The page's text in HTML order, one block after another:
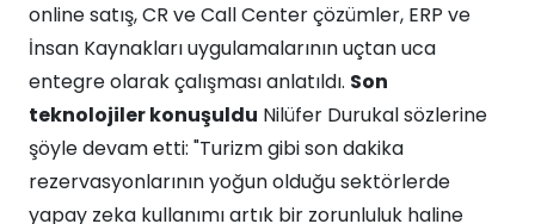
online satış, CR ve Call Center çözümler, ERP ve
İnsan Kaynakları uygulamalarının uçtan uca
entegre olarak çalışması anlatıldı. Son
teknolojiler konuşuldu Nilüfer Durukal sözlerine
şöyle devam etti: "Turizm gibi son dakika
rezervasyonlarının yoğun olduğu sektörlerde
yapay zeka kullanımı artık bir zorunluluk haline